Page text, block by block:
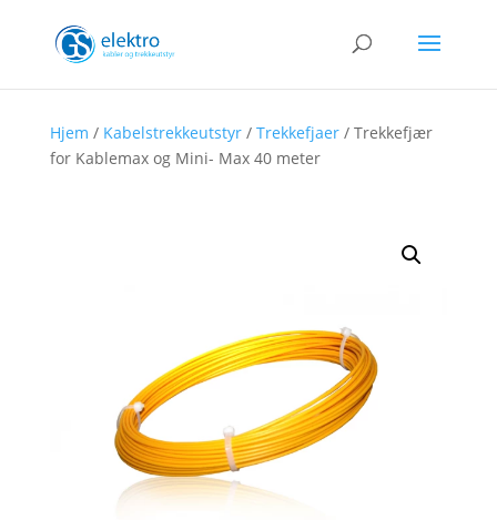
Hjem / Kabelstrekkeutstyr/ Trekkefjaer/ Trekkefjær
for Kablemax og Mini- Max 40 meter